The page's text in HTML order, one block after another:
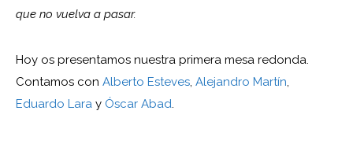
que no vuelva a pasar.
Hoy os presentamos nuestra primera mesa redonda.
Contamos con Alberto Esteves, Alejandro Martín,
Eduardo Lara y Óscar Abad.